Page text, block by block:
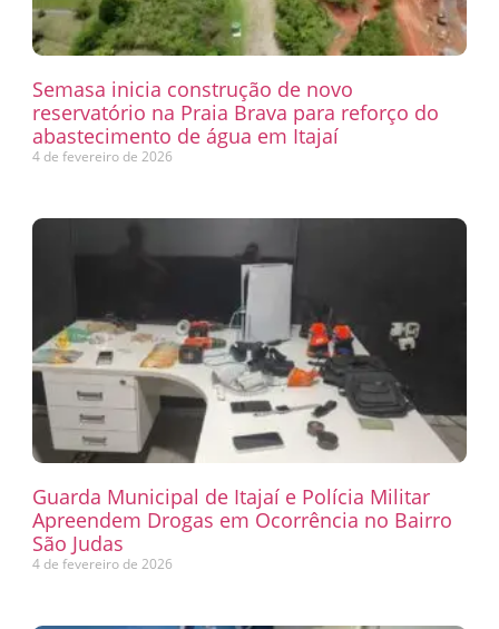
Semasa inicia construção de novo
reservatório na Praia Brava para reforço do
abastecimento de água em Itajaí
4 de fevereiro de 2026
Guarda Municipal de Itajaí e Polícia Militar
Apreendem Drogas em Ocorrência no Bairro
São Judas
4 de fevereiro de 2026